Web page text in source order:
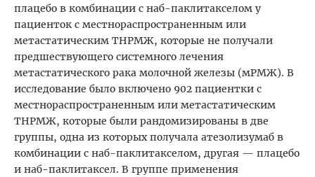
плацебо в комбинации с наб-паклитакселом у
пациенток с местнораспространенным или
метастатическим ТНРМЖ, которые не получали
предшествующего системного лечения
метастатического рака молочной железы (мРМЖ). В
исследование было включено 902 пациентки с
местнораспространенным или метастатическим
ТНРМЖ, которые были рандомизированы в две
группы, одна из которых получала атезолизумаб в
комбинации с наб-паклитакселом, другая — плацебо
и наб-паклитаксел. В группе применения